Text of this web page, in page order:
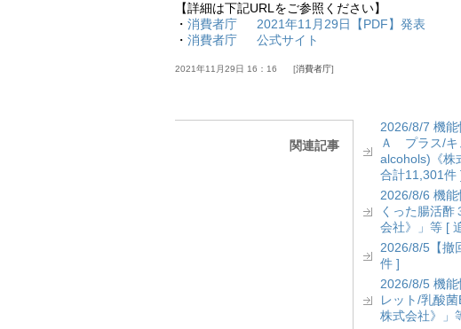
【詳細は下記URLをご参照ください】
・ 消費者庁 2021年11月29日【PDF】発表
・ 消費者庁 公式サイト
2021年11月29日 16：16 消費者庁
関連記事
2026/8/7 機
Ａ プラス/キ
alcohols)《株
合計11,301件
2026/8/6 機
くった腸活酢
会社》」等 [
2026/8/5【撤
件 ]
2026/8/5 機
レット/乳酸
株式会社》」